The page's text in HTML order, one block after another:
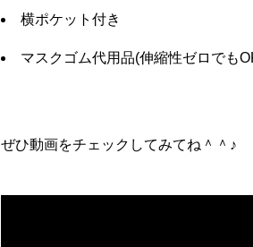
横ポケット付き
マスクゴム代用品(伸縮性ゼロでも
ぜひ動画をチェックしてみてね＾＾♪